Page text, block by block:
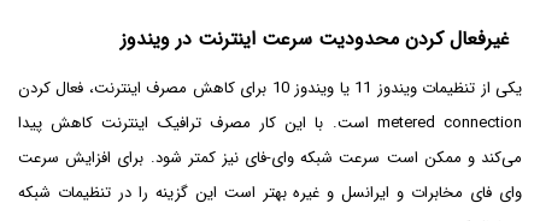
غیرفعال کردن محدودیت سرعت اینترنت در ویندوز
یکی از تنظیمات ویندوز 11 یا ویندوز 10 برای کاهش مصرف اینترنت، فعال کردن
metered connection است. با این کار مصرف ترافیک اینترنت کاهش پیدا
می‌کند و ممکن است سرعت شبکه وای-فای نیز کمتر شود. برای افزایش سرعت
وای فای مخابرات و ایرانسل و غیره بهتر است این گزینه را در تنظیمات شبکه